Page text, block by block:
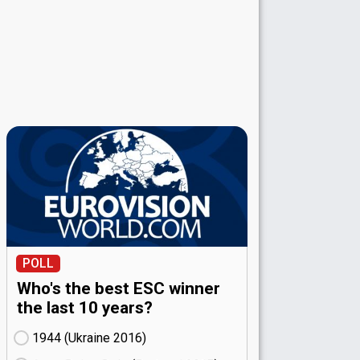
POLL
Who's the best ESC winner
the last 10 years?
1944 (Ukraine
16)